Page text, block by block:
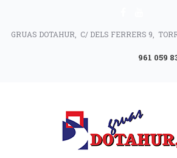
GRUAS DOTAHUR, C/ DELS FERRERS 9,
961 059